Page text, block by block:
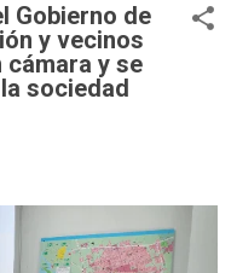
Gobierno de
y vecinos
cámara y se
sociedad